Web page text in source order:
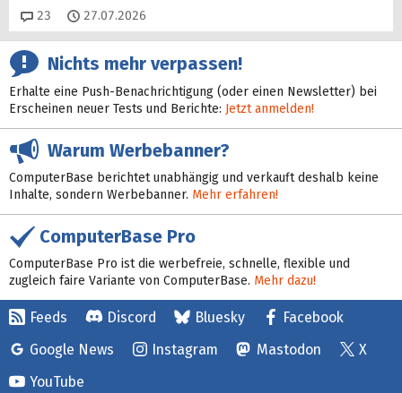
23 Kommentare
27.07.2026
Nichts mehr verpassen!
Erhalte eine Push-Benachrichtigung (oder einen Newsletter) bei
Erscheinen neuer Tests und Berichte: Jetzt anmelden!
Warum Werbebanner?
ComputerBase berichtet unabhängig und verkauft deshalb keine
Inhalte, sondern Werbebanner. Mehr erfahren!
ComputerBase Pro
ComputerBase Pro ist die werbefreie, schnelle, flexible und
zugleich faire Variante von ComputerBase. Mehr dazu!
Feeds Discord Bluesky
Facebook
Google News
Instagram Mastodon
X
YouTube